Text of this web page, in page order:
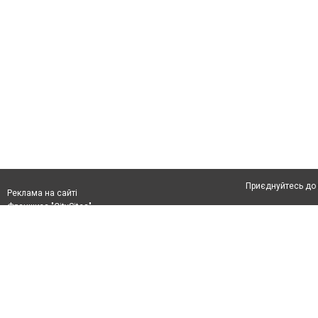
Реклама на сайті
Франшиза "CitySites"
Приєднуйтесь до